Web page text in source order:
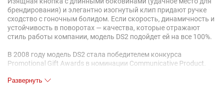
брендирования) и элегантно изогнутый клип придают ручке
сходство с гоночным болидом. Если скорость, динамичность и
устойчивость в поворотах — качества, которые отражают
стиль работы компании, модель DS2 подойдет ей на все 100%.
В 2008 году модель DS2 стала победителем конкурса
Promotional Gift Awards в номинации Communicative Product.
металлический наконечник.
Развернуть